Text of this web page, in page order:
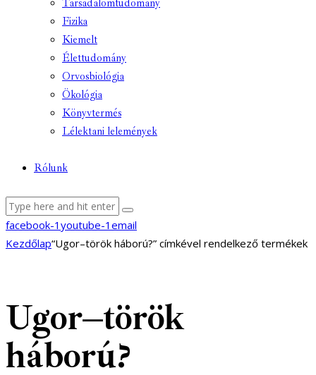
Társadalomtudomány
Fizika
Kiemelt
Élettudomány
Orvosbiológia
Ökológia
Könyvtermés
Lélektani lelemények
Rólunk
facebook-1 youtube-1 email
Kezdőlap“Ugor–török háború?” címkével rendelkező termékek
Ugor–török
háború?